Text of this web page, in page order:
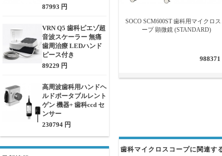
87993 円
VRN Q5 歯科ピエゾ超
音波スケーラー 無痛
歯周治療 LEDハンド
ピース付き
89229 円
高周波歯科用ハンドヘ
ルドポータブルレント
ゲン 機器+ 歯科ccd セ
ンサー
230794 円
SOCO SCM600ST 歯科用マイクロ
ープ 顕微鏡 (STANDARD)
988371
歯科マイクロスコープに関連す